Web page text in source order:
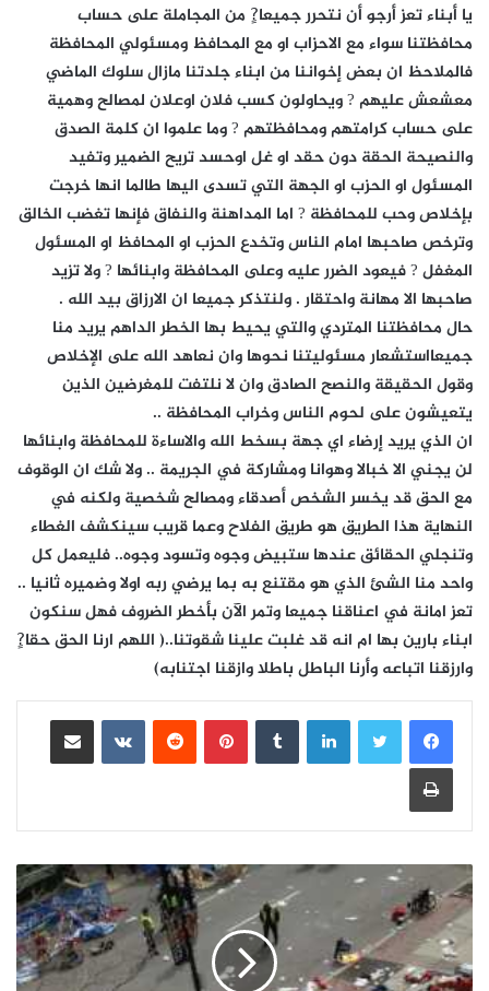
يا أبناء تعز أرجو أن نتحرر جميعا?ٍ من المجاملة على حساب
محافظتنا سواء مع الاحزاب او مع المحافظ ومسئولي المحافظة
فالملاحظ ان بعض إخواننا من ابناء جلدتنا مازال سلوك الماضي
معشعش عليهم ? ويحاولون كسب فلان اوعلان لمصالح وهمية
على حساب كرامتهم ومحافظتهم ? وما علموا ان كلمة الصدق
والنصيحة الحقة دون حقد او غل اوحسد تريح الضمير وتفيد
المسئول او الحزب او الجهة التي تسدى اليها طالما انها خرجت
بإخلاص وحب للمحافظة ? اما المداهنة والنفاق فإنها تغضب الخالق
وترخص صاحبها امام الناس وتخدع الحزب او المحافظ او المسئول
المغفل ? فيعود الضرر عليه وعلى المحافظة وابنائها ? ولا تزيد
صاحبها الا مهانة واحتقار . ولنتذكر جميعا ان الارزاق بيد الله .
حال محافظتنا المتردي والتي يحيط بها الخطر الداهم يريد منا
جميعااستشعار مسئوليتنا نحوها وان نعاهد الله على الإخلاص
وقول الحقيقة والنصح الصادق وان لا نلتفت للمغرضين الذين
يتعيشون على لحوم الناس وخراب المحافظة ..
ان الذي يريد إرضاء اي جهة بسخط الله والاساءة للمحافظة وابنائها
لن يجني الا خبالا وهوانا ومشاركة في الجريمة .. ولا شك ان الوقوف
مع الحق قد يخسر الشخص أصدقاء ومصالح شخصية ولكنه في
النهاية هذا الطريق هو طريق الفلاح وعما قريب سينكشف الغطاء
وتنجلي الحقائق عندها ستبيض وجوه وتسود وجوه.. فليعمل كل
واحد منا الشئ الذي هو مقتنع به بما يرضي ربه اولا وضميره ثانيا ..
تعز امانة في اعناقنا جميعا وتمر الآن بأخطر الضروف فهل سنكون
ابناء بارين بها ام انه قد غلبت علينا شقوتنا..( اللهم ارنا الحق حقا?ٍ
وارزقنا اتباعه وأرنا الباطل باطلا وازقنا اجتنابه)
لينكدإن بينتيريست
مشاركة عبر البريد
طباعة